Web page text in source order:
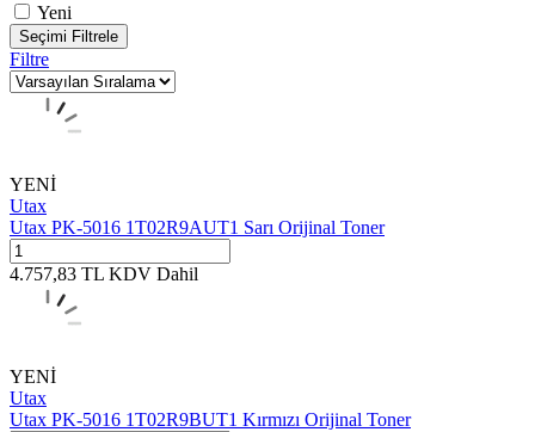
Yeni
Seçimi Filtrele
Filtre
YENİ
Utax
Utax PK-5016 1T02R9AUT1 Sarı Orijinal Toner
4.757,83 TL KDV Dahil
YENİ
Utax
Utax PK-5016 1T02R9BUT1 Kırmızı Orijinal Toner